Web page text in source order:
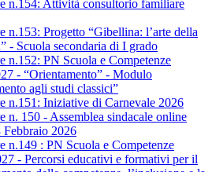
n.154: Attività consultorio familiare
n.153: Progetto “Gibellina: l’arte della
- Scuola secondaria di I grado
n.152: PN Scuola e Competenze
- “Orientamento” - Modulo
agli studi classici”
n.151: Iniziative di Carnevale 2026
n. 150 - Assemblea sindacale online
2026
n.149 : PN Scuola e Competenze
- Percorsi educativi e formativi per il